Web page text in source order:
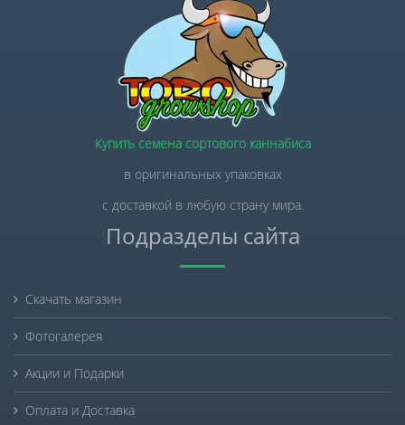
Купить семена сортового каннабиса
в оригинальных упаковках
с доставкой в любую страну мира.
Подразделы сайта
Скачать магазин
Фотогалерея
Акции и Подарки
Оплата и Доставка